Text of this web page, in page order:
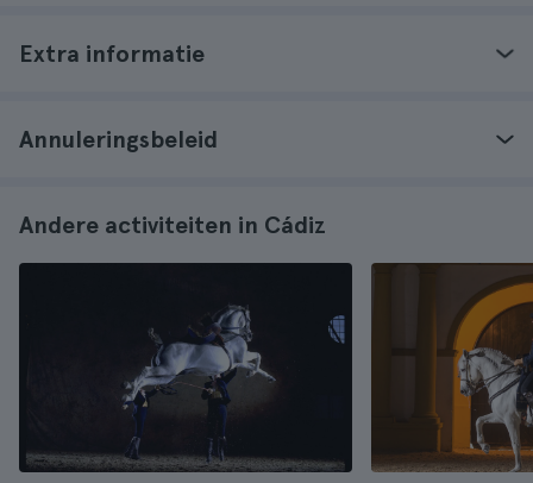
Extra informatie
Annuleringsbeleid
Andere activiteiten in Cádiz